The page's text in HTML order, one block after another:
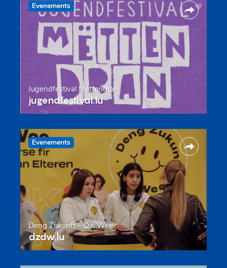
Evenements
Jugendfestival Mëttendran
jugendfestival.lu
Evenements
Deng Zukunft – Däi Wee
dzdw.lu